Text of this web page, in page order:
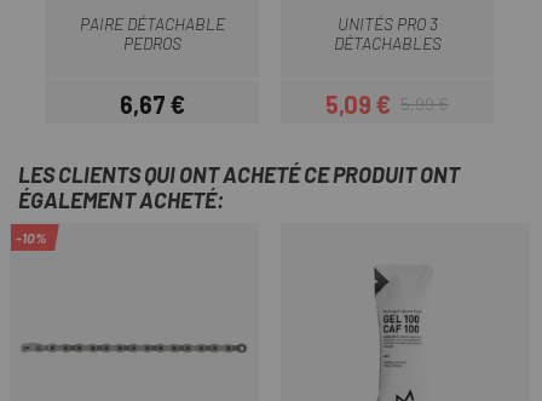
PAIRE DÉTACHABLE
PEDROS
Prix
6,67 €
UNITÉS PRO 3
DÉTACHABLES
Prix
5,09 €Prix habituel
5,99 €
LES CLIENTS QUI ONT ACHETÉ CE PRODUIT ONT
ÉGALEMENT ACHETÉ:
-10%